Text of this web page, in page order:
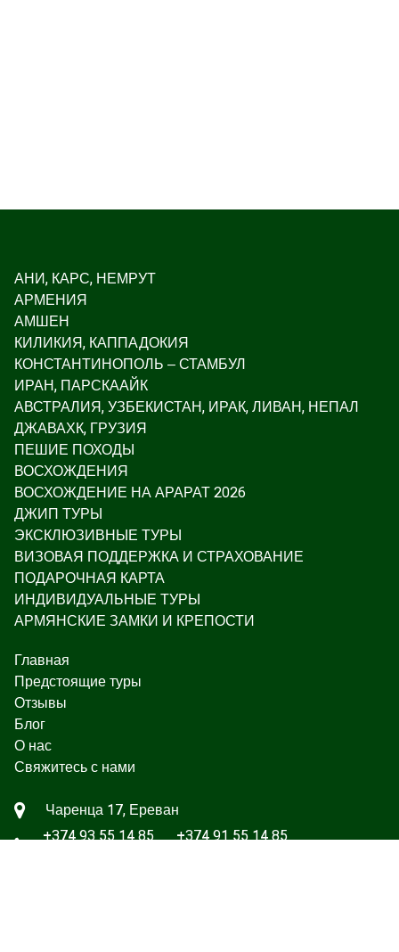
АНИ, КАРС, НЕМРУТ
АРМЕНИЯ
АМШЕН
КИЛИКИЯ, КАППАДОКИЯ
КОНСТАНТИНОПОЛЬ – СТАМБУЛ
ИРАН, ПАРСКААЙК
АВСТРАЛИЯ, УЗБЕКИСТАН, ИРАК, ЛИВАН, НЕПАЛ
ДЖАВАХК, ГРУЗИЯ
ПЕШИЕ ПОХОДЫ
ВОСХОЖДЕНИЯ
ВОСХОЖДЕНИЕ НА АРАРАТ 2026
ДЖИП ТУРЫ
ЭКСКЛЮЗИВНЫЕ ТУРЫ
ВИЗОВАЯ ПОДДЕРЖКА И СТРАХОВАНИЕ
ПОДАРОЧНАЯ КАРТА
ИНДИВИДУАЛЬНЫЕ ТУРЫ
АРМЯНСКИЕ ЗАМКИ И КРЕПОСТИ
Главная
Предстоящие туры
Отзывы
Блог
О нас
Свяжитесь с нами
Чаренца 17, Ереван
+374 93 55 14 85
+374 91 55 14 85